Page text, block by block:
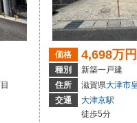
価格 4,698万円
種別
新築一戸建
住所
滋賀県大津市
交通
大津京駅
徒歩5分